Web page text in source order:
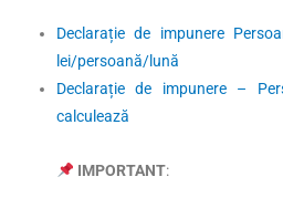
Declarație de impunere
lei/persoană/lună
Declarație de impunere –
calculează
IMPORTANT: